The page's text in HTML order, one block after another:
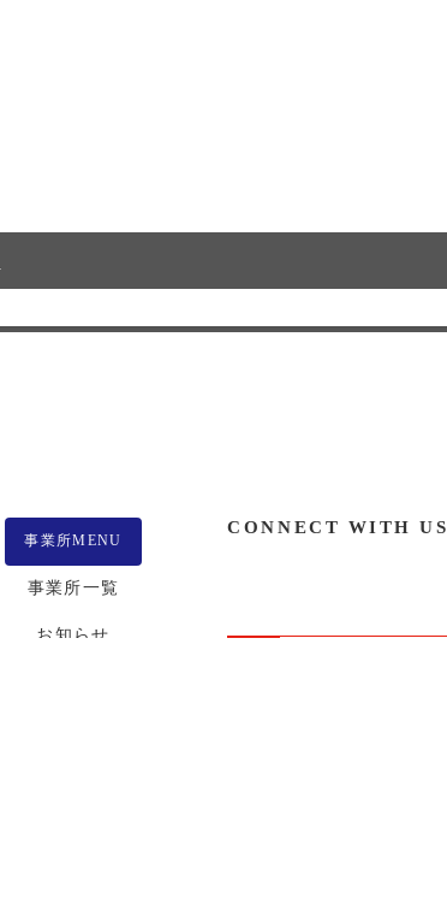
事業所MENU
事業所一覧
お知らせ
CONNECT WITH US